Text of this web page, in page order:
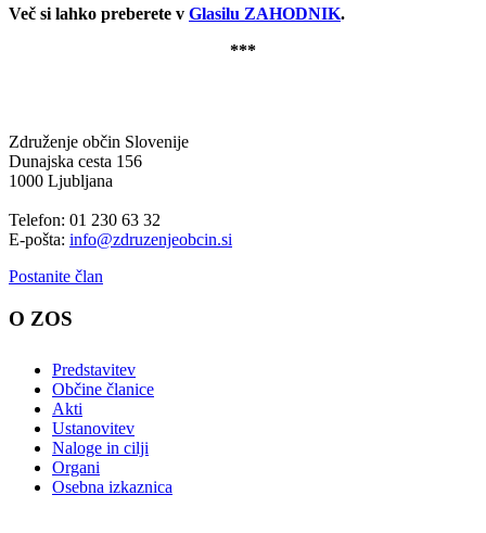
Več si lahko preberete v Glasilu ZAHODNIK.
***
Združenje občin Slovenije
Dunajska cesta 156
1000 Ljubljana
Telefon: 01 230 63 32
E-pošta: info@zdruzenjeobcin.si
Postanite član
O ZOS
Predstavitev
Občine članice
Akti
Ustanovitev
Naloge in cilji
Organi
Osebna izkaznica